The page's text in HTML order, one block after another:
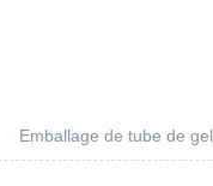
Emballage de tube de